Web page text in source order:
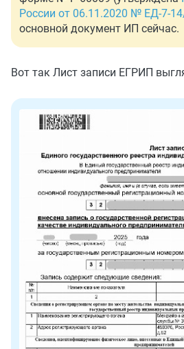
России от 06.11.2020 № ЕД-7-
основной документ ИП сейчас.
Вот так Лист записи ЕГРИП